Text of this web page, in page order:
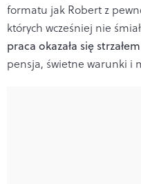
formatu jak Robert z
których wcześniej nie
praca okazała się
pensja, świetne warunki i